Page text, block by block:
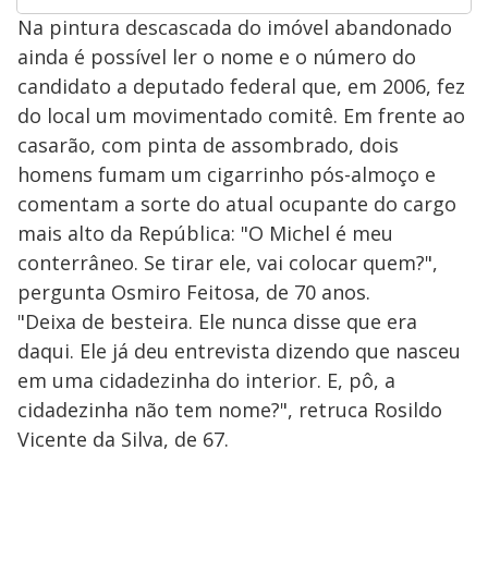
Na pintura descascada do imóvel abandonado
ainda é possível ler o nome e o número do
candidato a deputado federal que, em 2006, fez
do local um movimentado comitê. Em frente ao
casarão, com pinta de assombrado, dois
homens fumam um cigarrinho pós-almoço e
comentam a sorte do atual ocupante do cargo
mais alto da República: "O Michel é meu
conterrâneo. Se tirar ele, vai colocar quem?",
pergunta Osmiro Feitosa, de 70 anos.
"Deixa de besteira. Ele nunca disse que era
daqui. Ele já deu entrevista dizendo que nasceu
em uma cidadezinha do interior. E, pô, a
cidadezinha não tem nome?", retruca Rosildo
Vicente da Silva, de 67.